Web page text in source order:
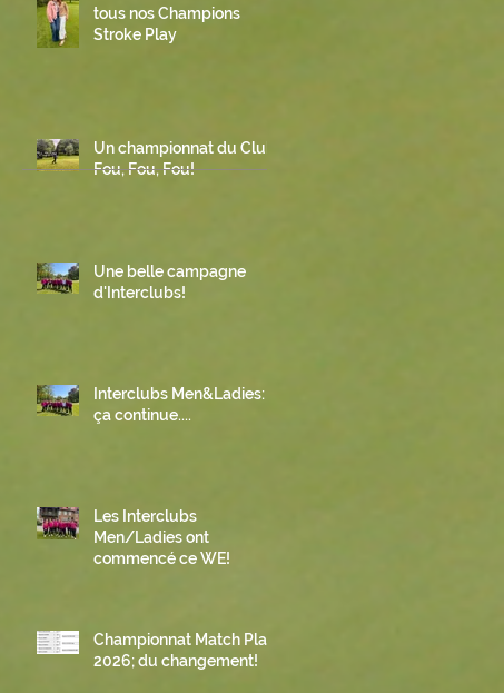
tous nos Champions
Stroke Play
Un championnat du Club
Fou, Fou, Fou!
Une belle campagne
d'Interclubs!
Interclubs Men&Ladies:
ça continue....
Les Interclubs
Men/Ladies ont
commencé ce WE!
Championnat Match Play
2026; du changement!